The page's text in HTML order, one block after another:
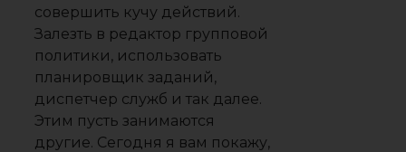
совершить кучу действий.
Залезть в редактор групповой
политики, использовать
планировщик заданий,
диспетчер служб и так далее.
Этим пусть занимаются
другие. Сегодня я вам покажу,